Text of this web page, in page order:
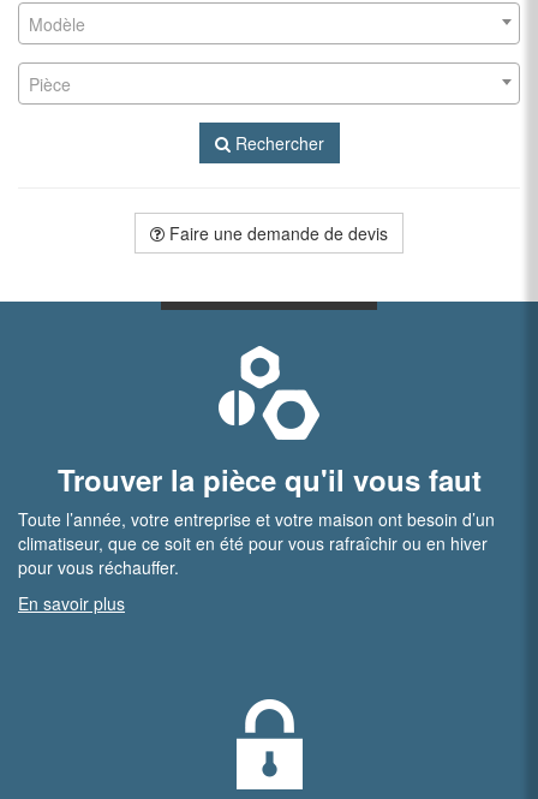
Modèle
Pièce
Rechercher
Faire une demande de devis
Trouver la pièce qu'il vous faut
Toute l’année, votre entreprise et votre maison ont besoin d’un
climatiseur, que ce soit en été pour vous rafraîchir ou en hiver
pour vous réchauffer.
En savoir plus